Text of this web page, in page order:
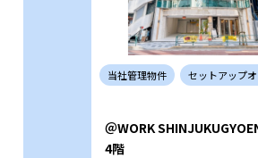
当社管理物件 セットアップ
＠WORK
4階